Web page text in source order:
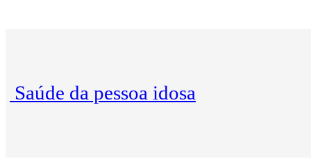
Saúde da pessoa idosa